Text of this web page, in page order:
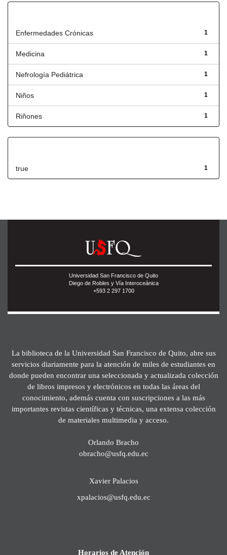
1
Enfermedades Crónicas
1
Medicina
1
Nefrología Pediátrica
1
Niños
1
Riñones
1
true
Universidad San Francisco de Quito
Diego de Robles y Vía Interoceánica
+593 2 297 1700
La biblioteca de la Universidad San Francisco de Quito, abre sus
servicios diariamente para la atención de miles de estudiantes en
donde pueden encontrar una seleccionada y actualizada colección
de libros impresos y electrónicos en todas las áreas del
conocimiento, además cuenta con suscripciones a las más
importantes revistas científicas y técnicas, una extensa colección
de materiales multimedia y acceso.
Orlando Bracho
obracho@usfq.edu.ec
Xavier Palacios
xpalacios@usfq.edu.ec
Horarios de Atención